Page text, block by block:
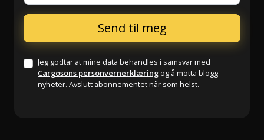
Jeg godtar at mine data behandles i samsvar med
Cargosons personvernerklæring og å motta blogg-
nyheter. Avslutt abonnementet når som helst.